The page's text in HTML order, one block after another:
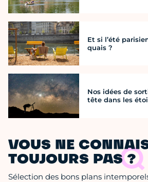
Et si l’été
quais ?
Nos idées de
tête dans les
VOUS NE
TOUJOURS PAS ?
Sélection des bons plans